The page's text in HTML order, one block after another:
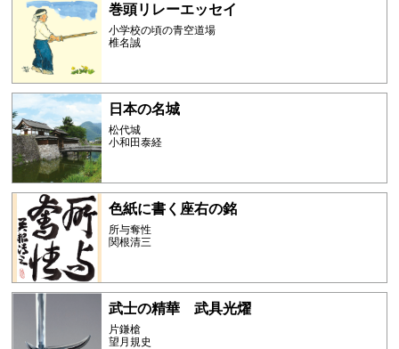
巻頭リレーエッセイ
小学校の頃の青空道場
椎名誠
日本の名城
松代城
小和田泰経
色紙に書く座右の銘
所与奪性
関根清三
武士の精華 武具光燿
片鎌槍
望月規史